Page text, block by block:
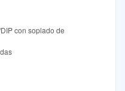
con soplado de